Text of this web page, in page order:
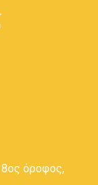
όροφος,